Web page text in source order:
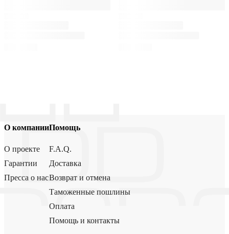
О компании
О проекте
Гарантии
Пресса о нас
Помощь
F.A.Q.
Доставка
Возврат и отмена
Таможенные пошлины
Оплата
Помощь и контакты